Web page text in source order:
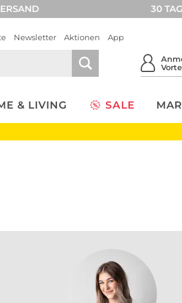
30
Newsletter Aktionen App
& LIVING SALE
Rockgeschichten